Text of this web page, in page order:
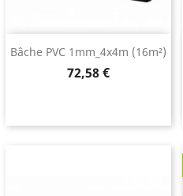
Bâche PVC 1mm_4x4m (16m²)
Prix
72,58 €